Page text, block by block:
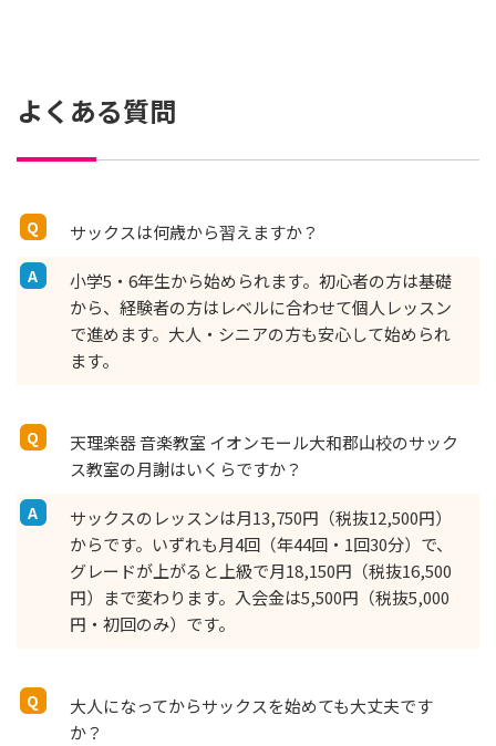
よくある質問
サックスは何歳から習えますか？
小学5・6年生から始められます。初心者の方は基礎
から、経験者の方はレベルに合わせて個人レッスン
で進めます。大人・シニアの方も安心して始められ
ます。
天理楽器 音楽教室 イオンモール大和郡山校のサック
ス教室の月謝はいくらですか？
サックスのレッスンは月13,750円（税抜12,500円）
からです。いずれも月4回（年44回・1回30分）で、
グレードが上がると上級で月18,150円（税抜16,500
円）まで変わります。入会金は5,500円（税抜5,000
円・初回のみ）です。
大人になってからサックスを始めても大丈夫です
か？